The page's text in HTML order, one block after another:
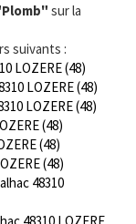
sur la
suivants :
LOZERE (48)
LOZERE (48)
LOZERE (48)
(48)
(48)
(48)
48310